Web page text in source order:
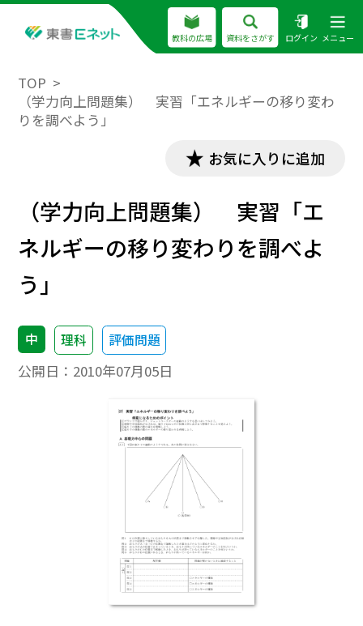
教科の広場 資料をさがす ログイン メニュー
TOP
（学力向上問題集） 実習「エネルギーの移り変わ
りを調べよう」
お気に入りに追加
（学力向上問題集） 実習「エ
ネルギーの移り変わりを調べよ
う」
中 理科 評価問題
公開日： 2010年07月05日